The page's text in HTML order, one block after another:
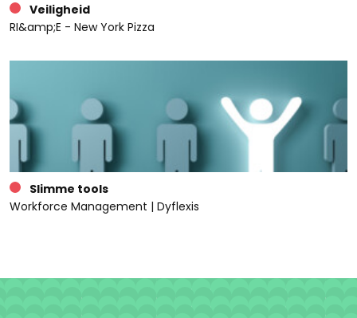
Veiligheid
RI&amp;E - New York Pizza
Slimme tools
Workforce Management | Dyflexis